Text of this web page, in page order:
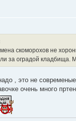
скоморохов не
за оградой кладбища.
, это не
очень много